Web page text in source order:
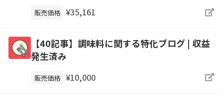
販売価格 ¥35,161
【40記事】調味料に関する特化ブログ | 収益
発生済み
販売価格 ¥10,000